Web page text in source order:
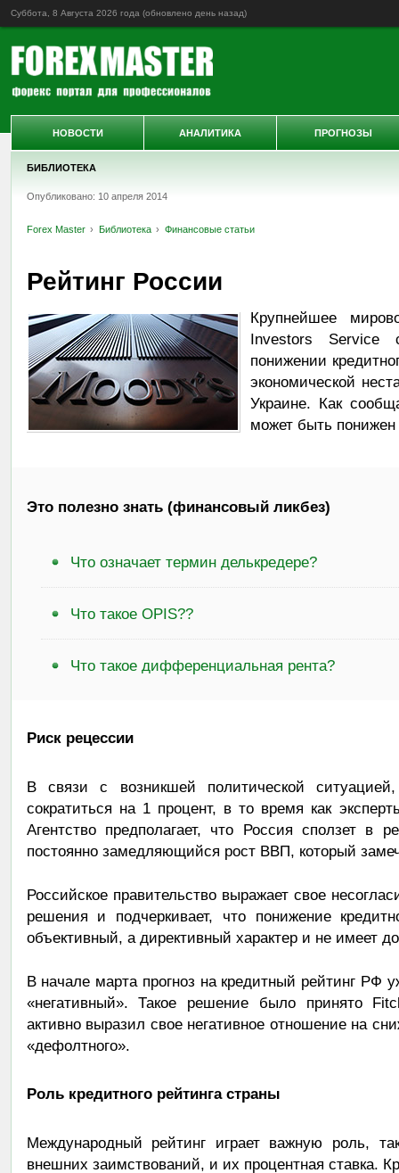
Суббота, 8 Августа 2026 года (обновлено день назад)
БИБЛИОТЕКА
Опубликовано: 10 апреля 2014
Forex Master Библиотека Финансовые статьи
Рейтинг России
Крупнейшее
Investors Service
понижении
экономической
Украине. Как
может быть понижен
Это полезно знать (финансовый ликбез)
Что означает термин делькредере?
Что такое OPIS??
Что такое дифференциальная рента?
Риск рецессии
В связи с возникшей политической
сократиться на 1 процент, в то время как
Агентство предполагает, что Россия сползет в
постоянно замедляющийся рост ВВП, который
Российское правительство выражает свое
решения и подчеркивает, что понижение
объективный, а директивный характер и не имеет
В начале марта прогноз на кредитный рейтинг РФ
«негативный». Такое решение было принято
активно выразил свое негативное отношение на
«дефолтного».
Роль кредитного рейтинга страны
Международный рейтинг играет важную роль,
внешних заимствований, и их процентная ставка.
НОВОСТИ АНАЛИТИКА ПРОГНОЗЫ